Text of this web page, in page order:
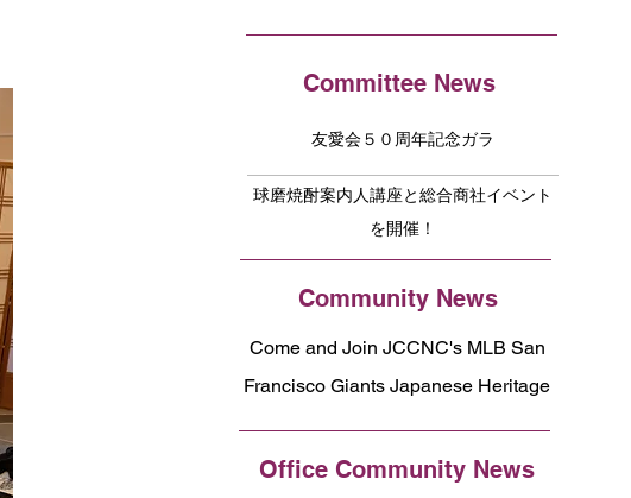
Committee News
友愛会５０周年記念ガラ
球磨焼酎案内人講座と総合商社イベント
を開催！
Community News
Come and Join JCCNC's MLB San
Francisco Giants Japanese Heritage
Office Community News